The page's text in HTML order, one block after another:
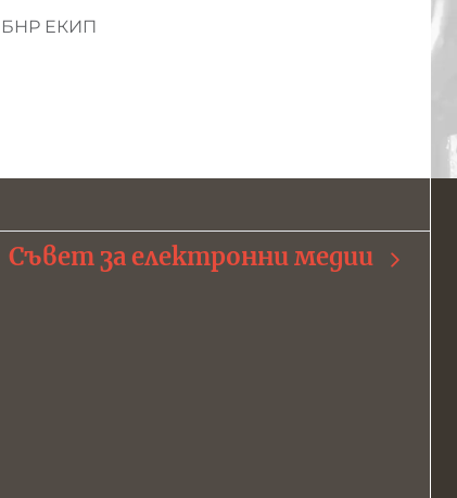
ЕКИП
Съвет за електронни медии